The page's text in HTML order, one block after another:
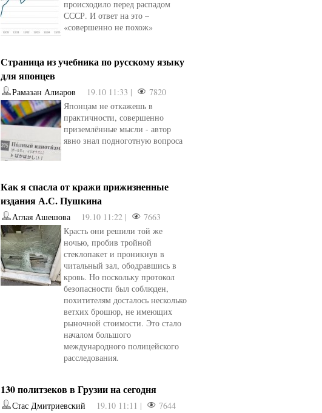
происходило перед распадом
СССР. И ответ на это –
«совершенно не похож»
Страница из учебника по русскому языку
для японцев
Рамазан Алиаров 19.10 11:33 |
7820
Японцам не откажешь в
практичности, совершенно
приземлённые мысли - автор
явно знал подноготную вопроса
Как я спасла от кражи прижизненные
издания А.С. Пушкина
Аглая Ашешова 19.10 11:22 |
7663
Красть они решили той же
ночью, пробив тройной
стеклопакет и проникнув в
читальный зал, ободравшись в
кровь. Но поскольку протокол
безопасности был соблюден,
похитителям досталось несколько
ветхих брошюр, не имеющих
рыночной стоимости. Это стало
началом большого
международного полицейского
расследования.
130 политзеков в Грузии на сегодня
Стас Дмитриевский 19.10 11:11 |
7644